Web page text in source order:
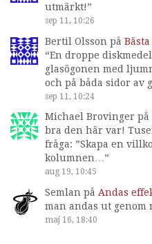
utmärkt!”
sep 11, 10:26
Bertil Olsson på
“En droppe
glasögonen med
och på båda sidor av
sep 11, 10:24
Michael Brovinger på
bra den här var!
fråga: ”Skapa en
kolumnen…”
aug 19, 10:45
Semlan på Andas
man andas ut
maj 16, 18:40